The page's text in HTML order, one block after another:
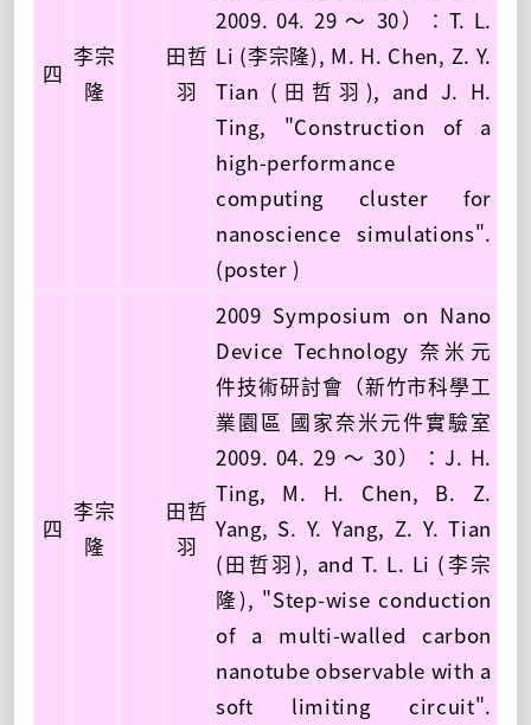
四
李宗
隆
田哲
羽
2009. 04. 29 ～ 30）：T. L.
Li (李宗隆), M. H. Chen, Z. Y.
Tian (田哲羽), and J. H.
Ting, "Construction of a
high-performance
computing cluster for
nanoscience simulations".
(poster )
四
李宗
隆
田哲
羽
2009 Symposium on Nano
Device Technology 奈米元
件技術研討會（新竹市科學工
業園區 國家奈米元件實驗室
2009. 04. 29 ～ 30）：J. H.
Ting, M. H. Chen, B. Z.
Yang, S. Y. Yang, Z. Y. Tian
(田哲羽), and T. L. Li (李宗
隆), "Step-wise conduction
of a multi-walled carbon
nanotube observable with a
soft limiting circuit".